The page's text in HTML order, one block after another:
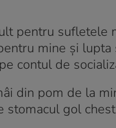
pentru
mine şi
contul de
din pom de la
stomacul gol